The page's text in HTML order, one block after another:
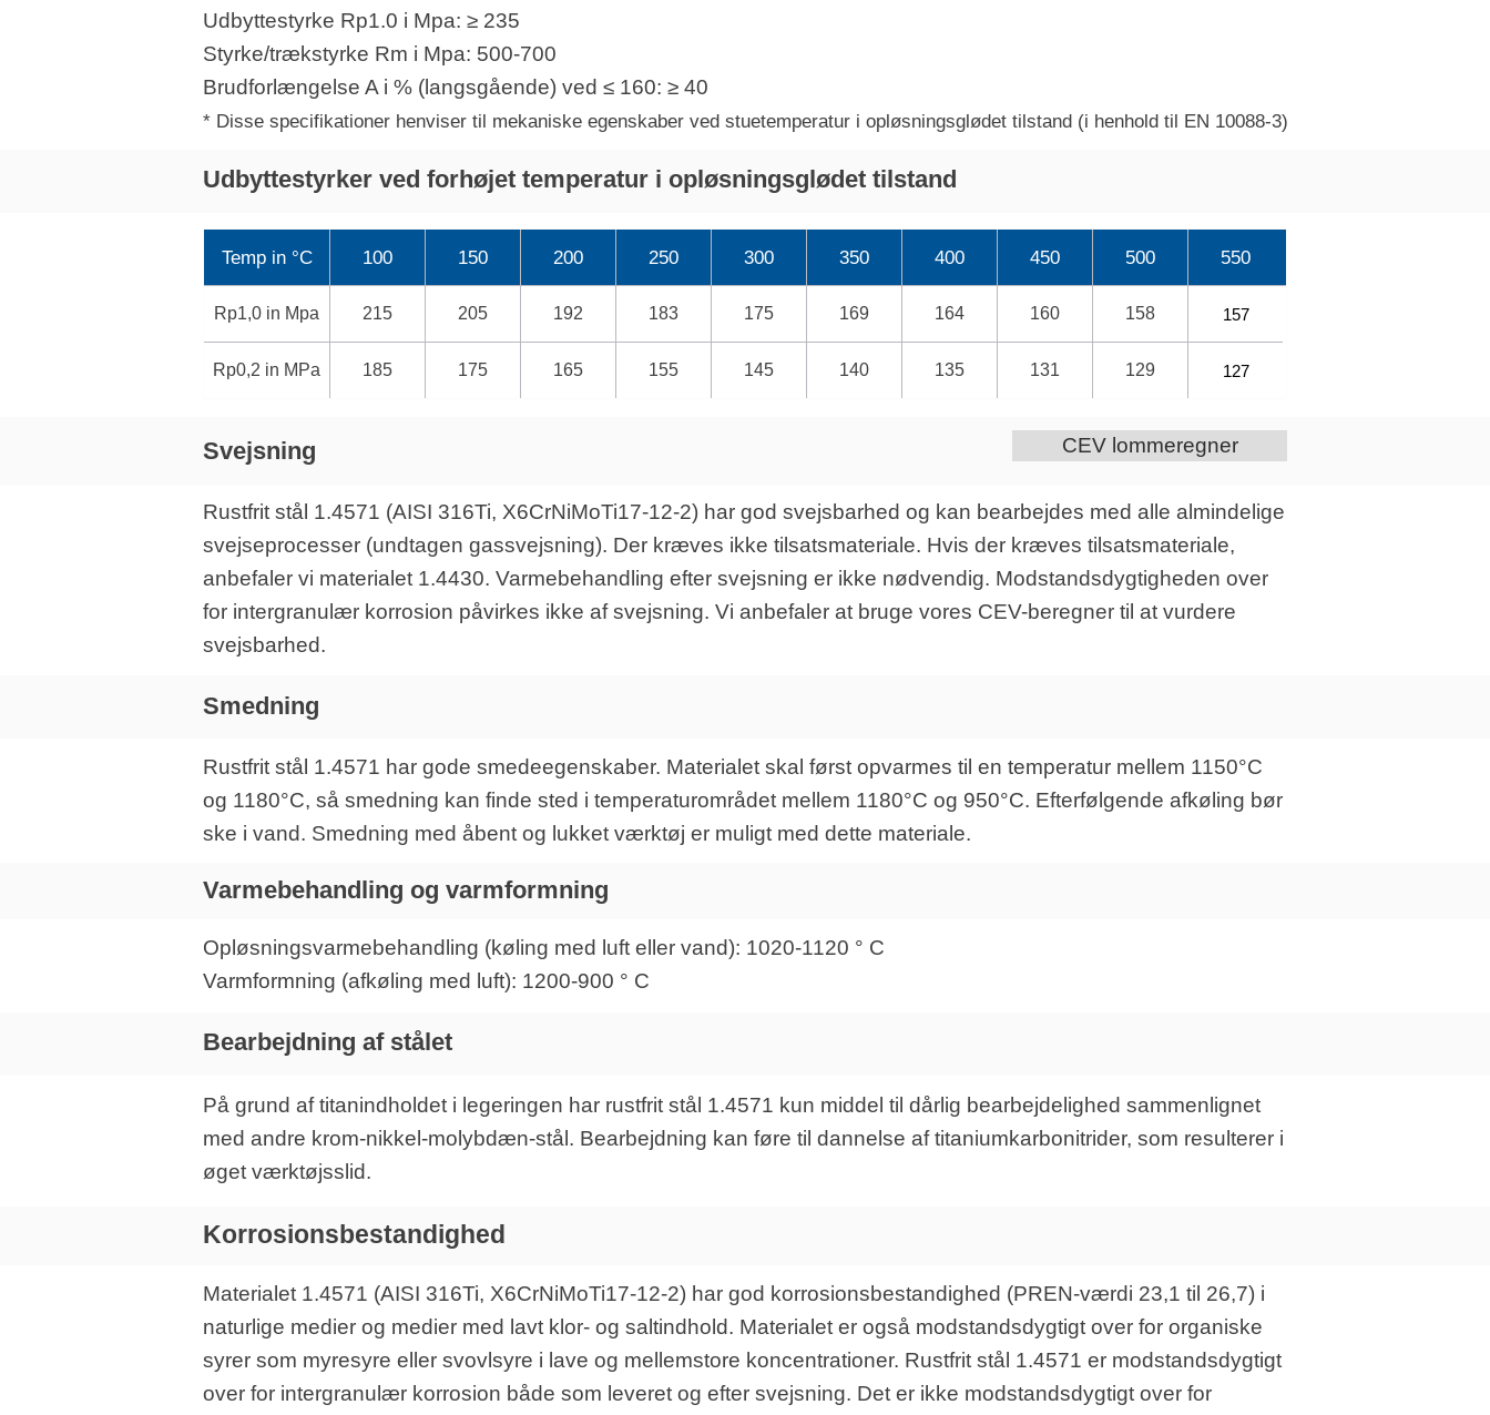
Udbyttestyrke Rp1.0 i Mpa: ≥ 235
Styrke/trækstyrke Rm i Mpa: 500-700
Brudforlængelse A i % (langsgående) ved ≤ 160: ≥ 40
* Disse specifikationer henviser til mekaniske egenskaber ved stuetemperatur i opløsningsglødet tilstand (i henhold til EN 10088-3)
Udbyttestyrker ved forhøjet temperatur i opløsningsglødet tilstand
Temp in °C 100 150 200 250 300 350 400 450 500 550
Rp1,0 in Mpa 215 205 192 183 175 169 164 160 158 157
Rp0,2 in MPa 185 175 165 155 145 140 135 131 129 127
Svejsning CEV lommeregner
Rustfrit stål 1.4571 (AISI 316Ti, X6CrNiMoTi17-12-2) har god svejsbarhed og kan bearbejdes med alle almindelige
svejseprocesser (undtagen gassvejsning). Der kræves ikke tilsatsmateriale. Hvis der kræves tilsatsmateriale,
anbefaler vi materialet 1.4430. Varmebehandling efter svejsning er ikke nødvendig. Modstandsdygtigheden over
for intergranulær korrosion påvirkes ikke af svejsning. Vi anbefaler at bruge vores CEV-beregner til at vurdere
svejsbarhed.
Smedning
Rustfrit stål 1.4571 har gode smedeegenskaber. Materialet skal først opvarmes til en temperatur mellem 1150°C
og 1180°C, så smedning kan finde sted i temperaturområdet mellem 1180°C og 950°C. Efterfølgende afkøling bør
ske i vand. Smedning med åbent og lukket værktøj er muligt med dette materiale.
Varmebehandling og varmformning
Opløsningsvarmebehandling (køling med luft eller vand): 1020-1120 ° C
Varmformning (afkøling med luft): 1200-900 ° C
Bearbejdning af stålet
På grund af titanindholdet i legeringen har rustfrit stål 1.4571 kun middel til dårlig bearbejdelighed sammenlignet
med andre krom-nikkel-molybdæn-stål. Bearbejdning kan føre til dannelse af titaniumkarbonitrider, som resulterer i
øget værktøjsslid.
Korrosionsbestandighed
Materialet 1.4571 (AISI 316Ti, X6CrNiMoTi17-12-2) har god korrosionsbestandighed (PREN-værdi 23,1 til 26,7) i
naturlige medier og medier med lavt klor- og saltindhold. Materialet er også modstandsdygtigt over for organiske
syrer som myresyre eller svovlsyre i lave og mellemstore koncentrationer. Rustfrit stål 1.4571 er modstandsdygtigt
over for intergranulær korrosion både som leveret og efter svejsning. Det er ikke modstandsdygtigt over for